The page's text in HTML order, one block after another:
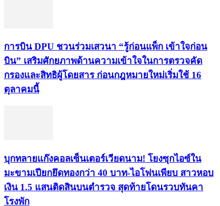
การบิน DPU ชวนร่วมเสวนา “รู้ก่อนแพ็ก เข้าใจก่อน
บิน” เสริมศักยภาพด้านความเข้าใจในการตรวจคัด
กรองและสิทธิผู้โดยสาร ก่อนกฎหมายใหม่เริ่มใช้ 16
ตุลาคมนี้
บุกทลายแก๊งคอลเซ็นเตอร์เวียดนาม! โยงซุกไอซ์ใน
มะขามเปียกยึดทองกว่า 40 บาท-ไอโฟนเพียบ สาวหอบ
เงิน 1.5 แสนติดสินบนตำรวจ สุดท้ายโดนรวบทันคา
โรงพัก